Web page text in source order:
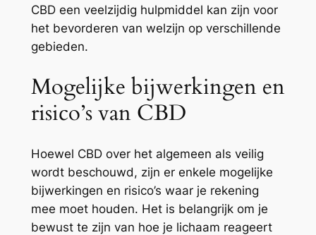
CBD een veelzijdig hulpmiddel kan zijn voor
het bevorderen van welzijn op verschillende
gebieden.
Mogelijke bijwerkingen en
risico’s van CBD
Hoewel CBD over het algemeen als veilig
wordt beschouwd, zijn er enkele mogelijke
bijwerkingen en risico’s waar je rekening
mee moet houden. Het is belangrijk om je
bewust te zijn van hoe je lichaam reageert